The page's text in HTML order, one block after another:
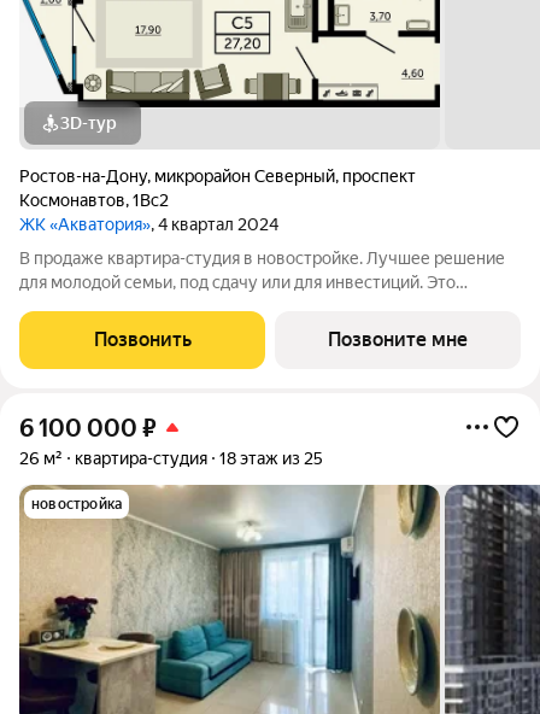
3D-тур
Ростов-на-Дону, микрорайон Северный, проспект
Космонавтов,1Вс2
ЖК «Акватория», 4 квартал 2024
В продаже квартира-студия в новостройке. Лучшее решение
для молодой семьи, под сдачу или для инвестиций. Это
прихожей. Благодаря продуманному зонированию при входе
достаточно места для кухонной зоны
Позвонить Позвоните мне
6 100 000 ₽
26 м² квартира-студия 18 этаж из 25
новостройка